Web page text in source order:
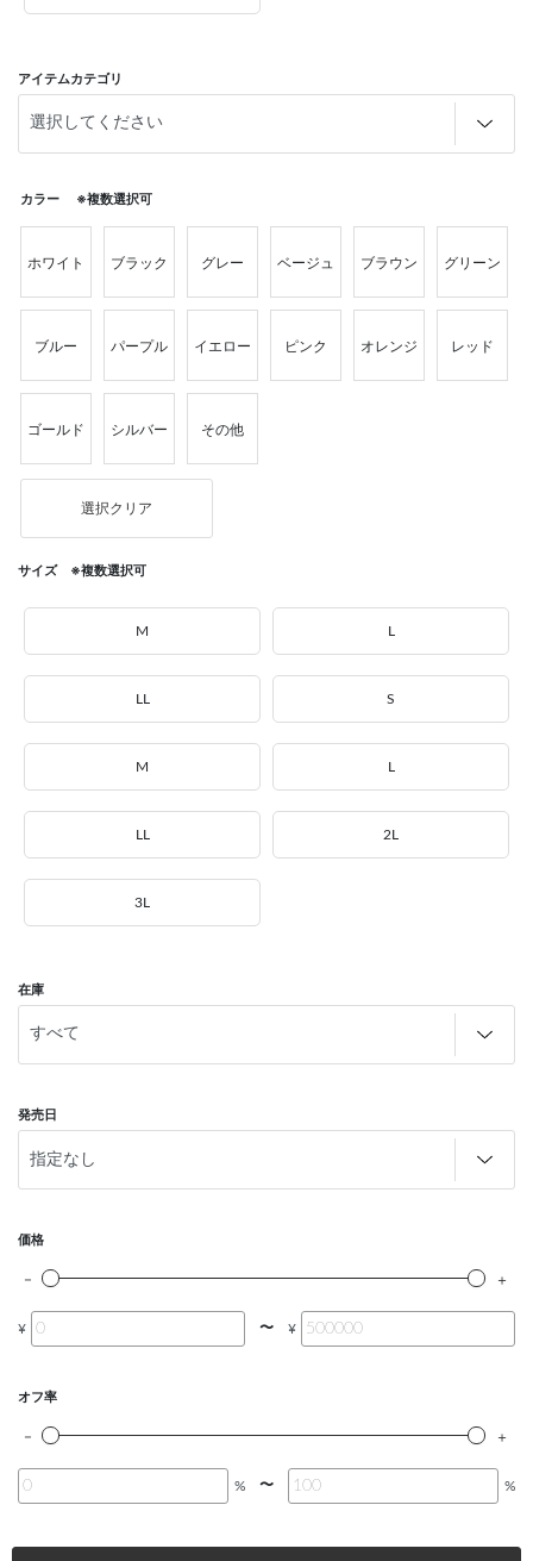
アイテムカテゴリ
カラー ※複数選択可
ホワイト ブラック グレー ベージュ ブラウン グリーン
ブルー パープル イエロー ピンク オレンジ レッド
ゴールド シルバー その他
選択クリア
サイズ ※複数選択可
M L
LL S
M L
LL 2L
3L
在庫
発売日
価格
¥ 〜 ¥
オフ率
% 〜 %